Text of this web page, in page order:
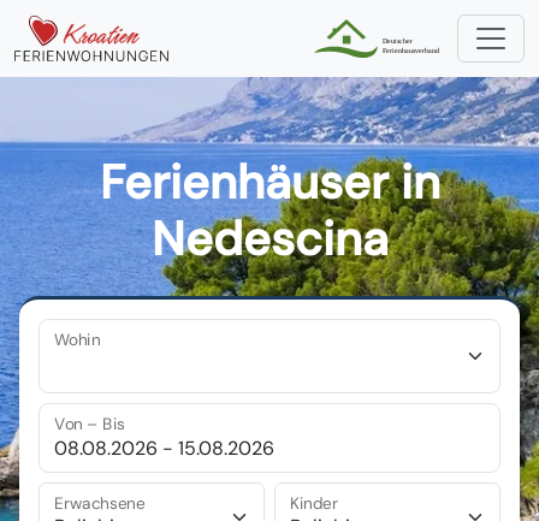
Ferienhäuser in
Nedescina
Wohin
Von – Bis
Erwachsene Kinder